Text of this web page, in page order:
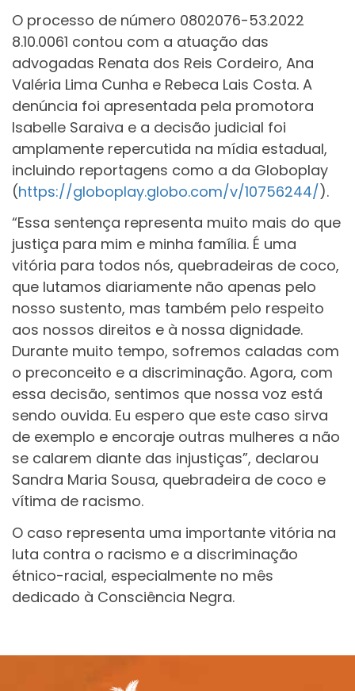
O processo de número 0802076-53.2022
8.10.0061 contou com a atuação das
advogadas Renata dos Reis Cordeiro, Ana
Valéria Lima Cunha e Rebeca Lais Costa. A
denúncia foi apresentada pela promotora
Isabelle Saraiva e a decisão judicial foi
amplamente repercutida na mídia estadual,
incluindo reportagens como a da Globoplay
(https://globoplay.globo.com/v/10756244/).
“Essa sentença representa muito mais do que
justiça para mim e minha família. É uma
vitória para todos nós, quebradeiras de coco,
que lutamos diariamente não apenas pelo
nosso sustento, mas também pelo respeito
aos nossos direitos e à nossa dignidade.
Durante muito tempo, sofremos caladas com
o preconceito e a discriminação. Agora, com
essa decisão, sentimos que nossa voz está
sendo ouvida. Eu espero que este caso sirva
de exemplo e encoraje outras mulheres a não
se calarem diante das injustiças”, declarou
Sandra Maria Sousa, quebradeira de coco e
vítima de racismo.
O caso representa uma importante vitória na
luta contra o racismo e a discriminação
étnico-racial, especialmente no mês
dedicado à Consciência Negra.